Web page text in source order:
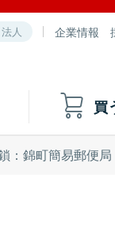
法人 企業情報
買
：錦町簡易郵便局